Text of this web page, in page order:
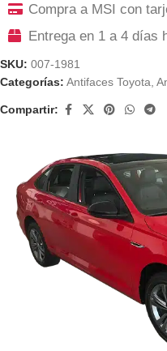
Compra a MSI con
Entrega en 1 a 4 días
SKU: 007-1981
Categorías: Antifaces Toyota
Compartir: